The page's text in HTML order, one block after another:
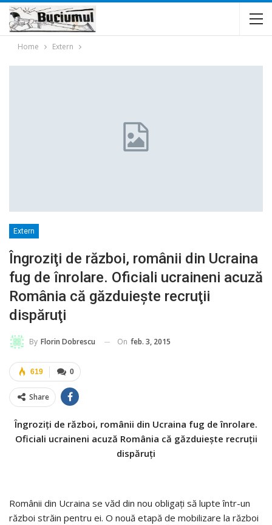
Home Extern
Extern
Îngroziţi de război, românii din Ucraina
fug de înrolare. Oficiali ucraineni acuză
România că găzduieşte recruţii
dispăruţi
By Florin Dobrescu On feb. 3, 2015
0
619
Share
Îngroziţi de război, românii din Ucraina fug de înrolare.
Oficiali ucraineni acuză România că găzduieşte recruţii
dispăruţi
Românii din Ucraina se văd din nou obligaţi să lupte într-un
război străin pentru ei. O nouă etapă de mobilizare la război